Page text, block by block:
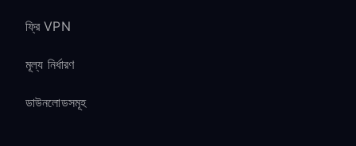
ফ্রি VPN
মূল্য নির্ধারণ
ডাউনলোডসমূহ